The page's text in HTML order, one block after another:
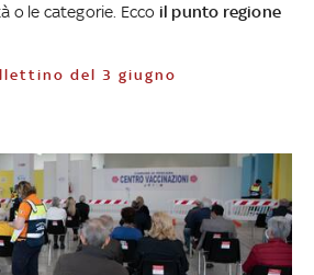
o le categorie. Ecco il punto regione
del 3 giugno